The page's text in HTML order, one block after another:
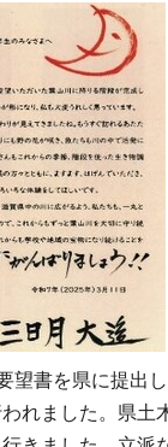
望書を県に提出
れました。県土